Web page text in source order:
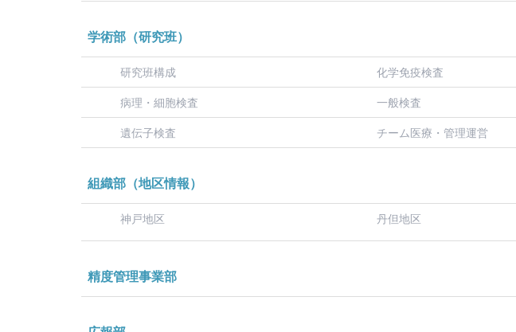
学術部（研究班）
研究班構成 化学免疫検査
病理・細胞検査
一般検査
遺伝子検査
チーム医療・管理運営
組織部（地区情報）
神戸地区 丹但地区
精度管理事業部